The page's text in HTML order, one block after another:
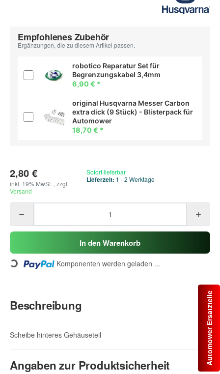
Automower Ersatzteile
Empfohlenes Zubehör
Ergänzungen, die zu diesem Artikel passen.
robotico Reparatur Set für
Begrenzungskabel 3,4mm
6,90 € *
original Husqvarna Messer Carbon
extra dick (9 Stück) - Blisterpack für
Automower
18,70 € *
2,80 €
inkl. 19% MwSt. , zzgl.
Versand
Sofort lieferbar
Lieferzeit: 1 - 2 Werktage
In den Warenkorb
Loading... Komponenten werden geladen ...
Beschreibung
Scheibe hinteres Gehäuseteil
Angaben zur Produktsicherheit